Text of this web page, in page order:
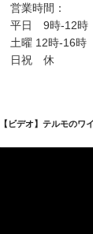
営業時間：
平日 9時-12時
土曜 12時-16時
日祝 休
【ビデオ】テルモのワ